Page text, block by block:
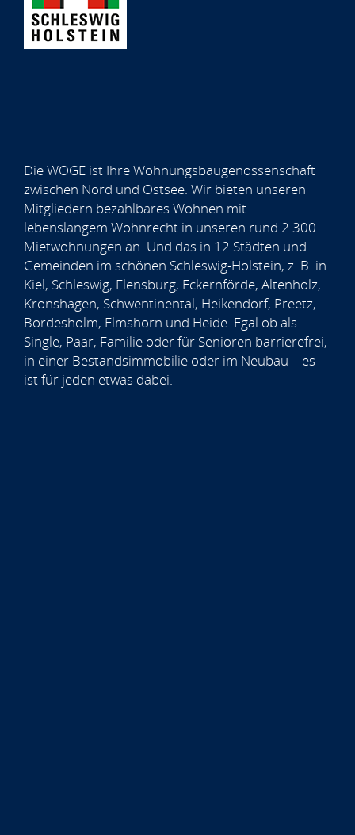
Die WOGE ist Ihre Wohnungsbaugenossenschaft
zwischen Nord und Ostsee. Wir bieten unseren
Mitgliedern bezahlbares Wohnen mit
lebenslangem Wohnrecht in unseren rund 2.300
Mietwohnungen an. Und das in 12 Städten und
Gemeinden im schönen Schleswig-Holstein, z. B. in
Kiel, Schleswig, Flensburg, Eckernförde, Altenholz,
Kronshagen, Schwentinental, Heikendorf, Preetz,
Bordesholm, Elmshorn und Heide. Egal ob als
Single, Paar, Familie oder für Senioren barrierefrei,
in einer Bestandsimmobilie oder im Neubau – es
ist für jeden etwas dabei.